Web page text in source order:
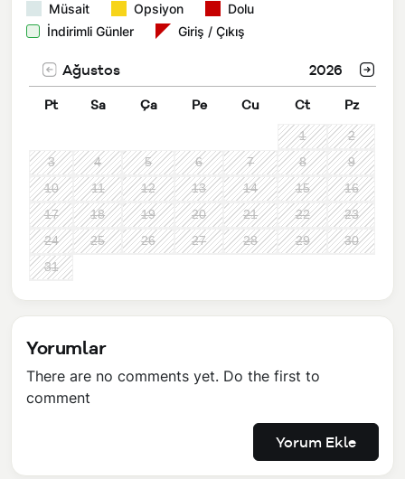
Müsait Opsiyon
Dolu
İndirimli Günler
Giriş / Çıkış
Ağustos 2026
Pt Sa Ça Pe Cu Ct Pz
1
2
3
4 5 6 7 8
9
10
11 12 13 14 15
16
17
18 19 20 21 22
23
24
25 26 27 28 29
30
31
Yorumlar
There are no comments yet. Do the first to
comment
Yorum Ekle